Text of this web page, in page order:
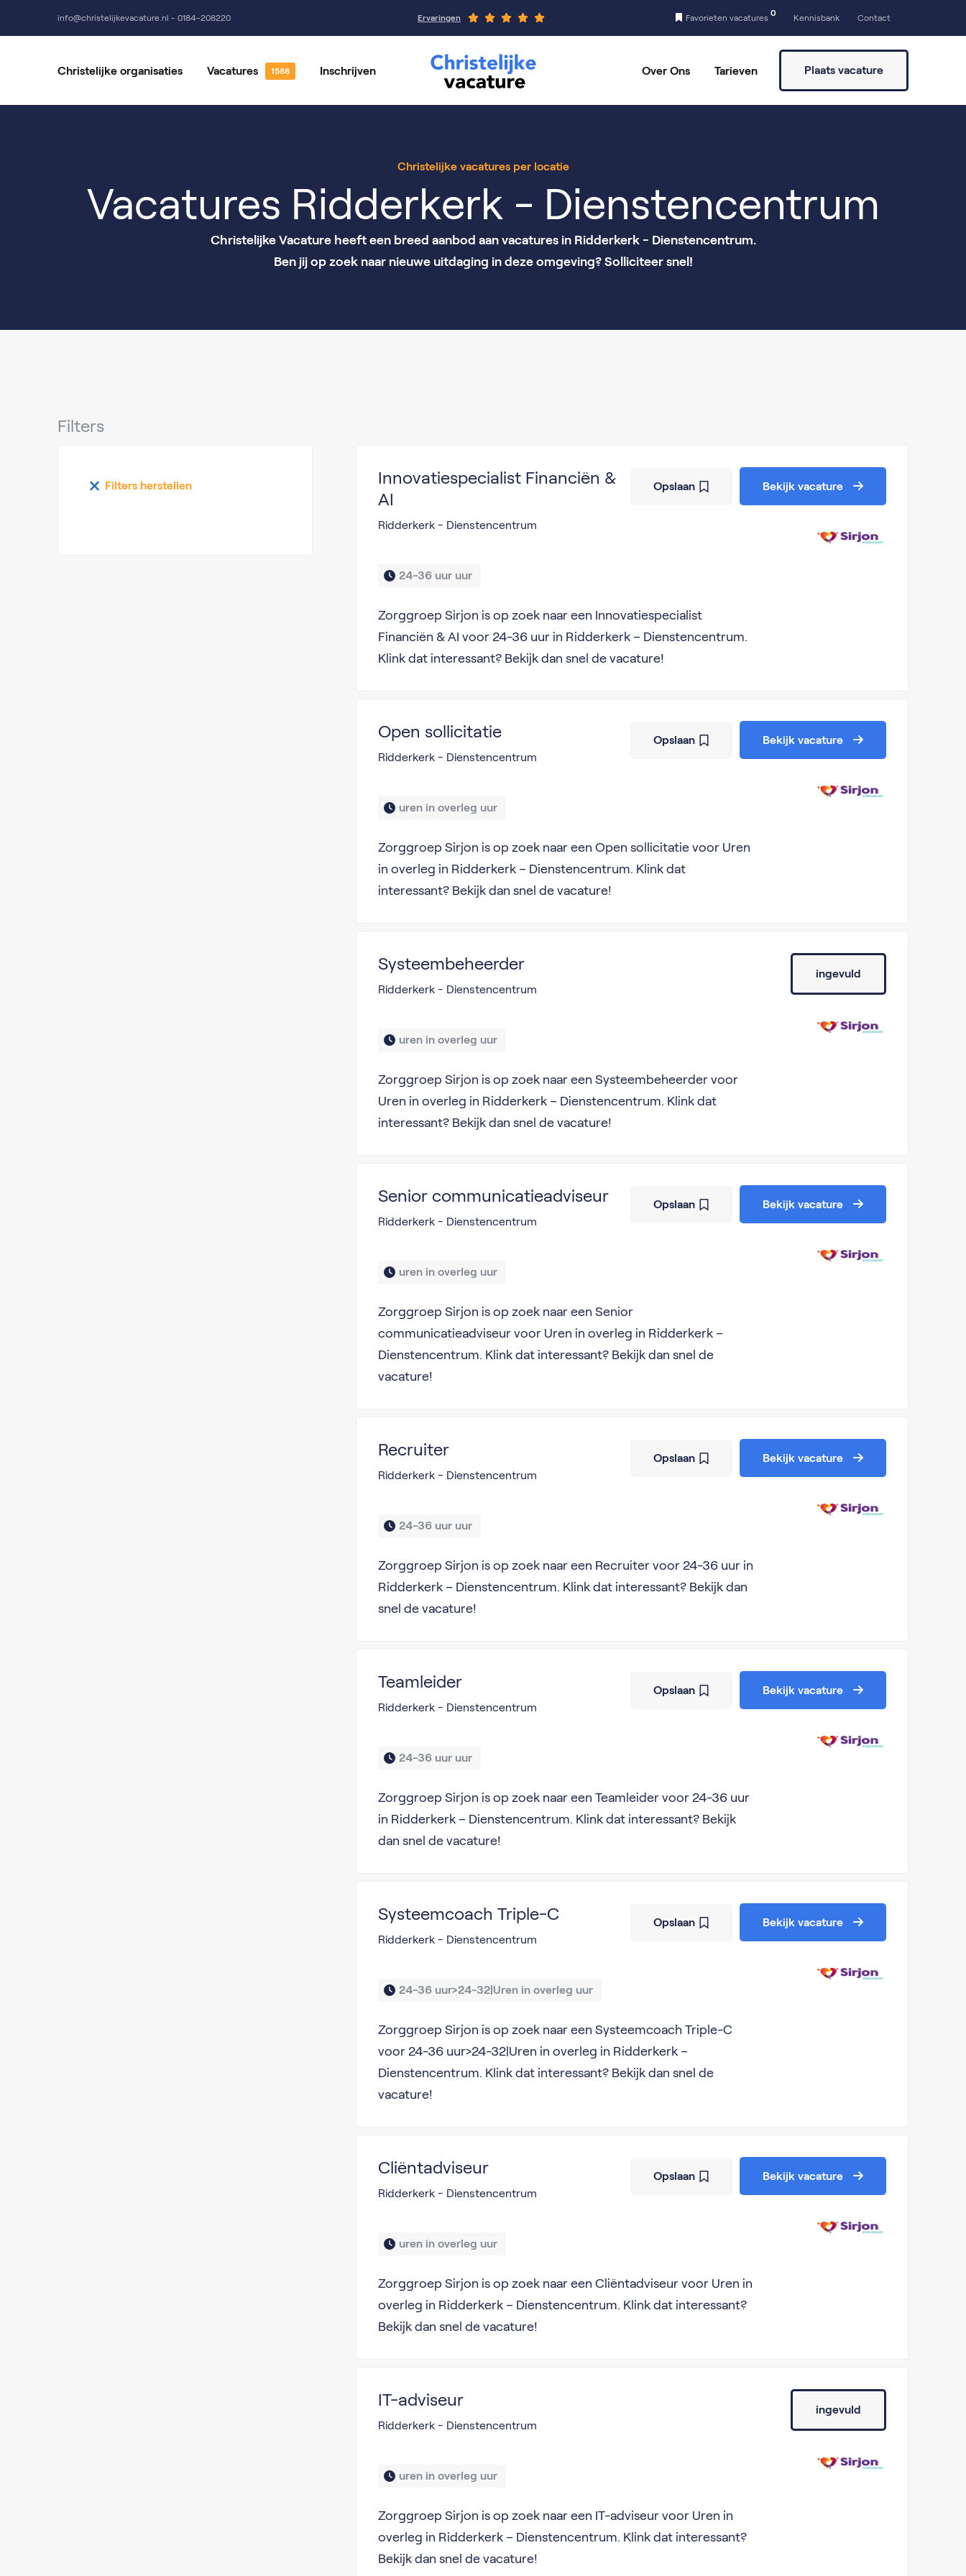
info@christelijkevacature.nl - 0184-208220 Ervaringen Favorieten vacatures
0
Kennisbank Contact
Christelijke organisaties Vacatures Inschrijven Over Ons Tarieven Plaats vacature
Christelijke vacatures per locatie
Vacatures Ridderkerk - Dienstencentrum
Christelijke Vacature heeft een breed aanbod aan vacatures in Ridderkerk - Dienstencentrum.
Ben jij op zoek naar nieuwe uitdaging in deze omgeving? Solliciteer snel!
Filters
Filters herstellen
Innovatiespecialist Financiën &
AI
Ridderkerk - Dienstencentrum
24-36 uur uur
Zorggroep Sirjon is op zoek naar een Innovatiespecialist
Financiën & AI voor 24-36 uur in Ridderkerk – Dienstencentrum.
Klink dat interessant? Bekijk dan snel de vacature!
Opslaan Bekijk vacature
Open sollicitatie
Ridderkerk - Dienstencentrum
uren in overleg uur
Zorggroep Sirjon is op zoek naar een Open sollicitatie voor Uren
in overleg in Ridderkerk – Dienstencentrum. Klink dat
interessant? Bekijk dan snel de vacature!
Opslaan Bekijk vacature
Systeembeheerder
Ridderkerk - Dienstencentrum
uren in overleg uur
Zorggroep Sirjon is op zoek naar een Systeembeheerder voor
Uren in overleg in Ridderkerk – Dienstencentrum. Klink dat
interessant? Bekijk dan snel de vacature!
ingevuld
Senior communicatieadviseur
Ridderkerk - Dienstencentrum
uren in overleg uur
Zorggroep Sirjon is op zoek naar een Senior
communicatieadviseur voor Uren in overleg in Ridderkerk –
Dienstencentrum. Klink dat interessant? Bekijk dan snel de
vacature!
Opslaan Bekijk vacature
Recruiter
Ridderkerk - Dienstencentrum
24-36 uur uur
Zorggroep Sirjon is op zoek naar een Recruiter voor 24-36 uur in
Ridderkerk – Dienstencentrum. Klink dat interessant? Bekijk dan
snel de vacature!
Opslaan Bekijk vacature
Teamleider
Ridderkerk - Dienstencentrum
24-36 uur uur
Zorggroep Sirjon is op zoek naar een Teamleider voor 24-36 uur
in Ridderkerk – Dienstencentrum. Klink dat interessant? Bekijk
dan snel de vacature!
Opslaan Bekijk vacature
Systeemcoach Triple-C
Ridderkerk - Dienstencentrum
24-36 uur>24-32|Uren in overleg uur
Zorggroep Sirjon is op zoek naar een Systeemcoach Triple-C
voor 24-36 uur>24-32|Uren in overleg in Ridderkerk –
Dienstencentrum. Klink dat interessant? Bekijk dan snel de
vacature!
Opslaan Bekijk vacature
Cliëntadviseur
Ridderkerk - Dienstencentrum
uren in overleg uur
Zorggroep Sirjon is op zoek naar een Cliëntadviseur voor Uren in
overleg in Ridderkerk – Dienstencentrum. Klink dat interessant?
Bekijk dan snel de vacature!
Opslaan Bekijk vacature
IT-adviseur
Ridderkerk - Dienstencentrum
uren in overleg uur
Zorggroep Sirjon is op zoek naar een IT-adviseur voor Uren in
overleg in Ridderkerk – Dienstencentrum. Klink dat interessant?
Bekijk dan snel de vacature!
ingevuld